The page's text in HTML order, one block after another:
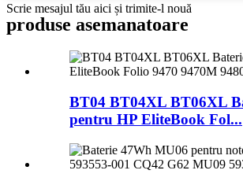
Scrie mesajul tău aici și trimite-l nouă
produse asemanatoare
BT04 BT04XL BT06XL
pentru HP EliteBook Fol...